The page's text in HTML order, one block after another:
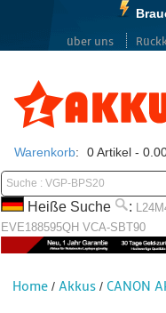
über uns
Warenkorb: 0 Artikel -
Heiße Suche :
EVE188595QH VCA-SBT90
Home / Akkus / CANON